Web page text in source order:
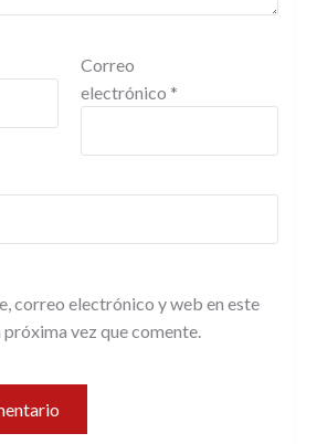
Correo
electrónico *
correo electrónico y web en este
vez que comente.